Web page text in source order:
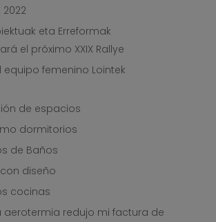
2022
eta Erreformak
el próximo XXIX Rallye
equipo femenino Lointek
de espacios
dormitorios
de Baños
diseño
cocinas
aerotermia redujo mi factura de